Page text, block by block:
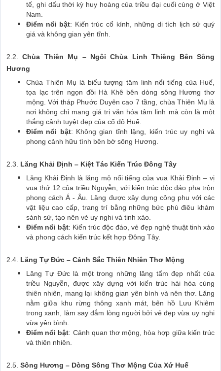
tế, ghi dấu thời kỳ huy hoàng của triều đại cuối cùng ở Việt
Nam.
Điểm nổi bật: Kiến trúc cổ kính, những di tích lịch sử quý
giá và không gian yên tĩnh.
2.2.Chùa Thiên Mụ – Ngôi Chùa Linh Thiêng Bên Sông
Hương
Chùa Thiên Mụ là biểu tượng tâm linh nổi tiếng của Huế,
tọa lạc trên ngọn đồi Hà Khê bên dòng sông Hương thơ
mộng. Với tháp Phước Duyên cao 7 tầng, chùa Thiên Mụ là
nơi không chỉ mang giá trị văn hóa tâm linh mà còn là một
thắng cảnh tuyệt đẹp của cố đô Huế.
Điểm nổi bật: Không gian tĩnh lặng, kiến trúc uy nghi và
phong cảnh hữu tình bên bờ sông Hương.
2.3. Lăng Khải Định – Kiệt Tác Kiến Trúc Đông Tây
Lăng Khải Định là lăng mộ nổi tiếng của vua Khải Định – vị
vua thứ 12 của triều Nguyễn, với kiến trúc độc đáo pha trộn
phong cách Á - Âu. Lăng được xây dựng công phu với các
vật liệu cao cấp, trang trí bằng những bức phù điêu khảm
sành sứ, tạo nên vẻ uy nghi và tinh xảo.
Điểm nổi bật: Kiến trúc độc đáo, vẻ đẹp nghệ thuật tinh xảo
và phong cách kiến trúc kết hợp Đông Tây.
2.4. Lăng Tự Đức – Cảnh Sắc Thiên Nhiên Thơ Mộng
Lăng Tự Đức là một trong những lăng tẩm đẹp nhất của
triều Nguyễn, được xây dựng với kiến trúc hài hòa cùng
thiên nhiên, mang lại không gian yên bình và nên thơ. Lăng
nằm giữa khu rừng thông xanh mát, bên hồ Lưu Khiêm
trong xanh, làm say đắm lòng người bởi vẻ đẹp vừa uy nghi
vừa yên bình.
Điểm nổi bật: Cảnh quan thơ mộng, hòa hợp giữa kiến trúc
và thiên nhiên.
2.5. Sông Hương – Dòng Sông Thơ Mộng Của Xứ Huế